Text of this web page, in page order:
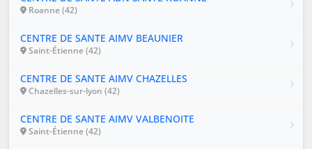
Roanne (42)
CENTRE DE SANTE AIMV BEAUNIER
Saint-Étienne (42)
CENTRE DE SANTE AIMV CHAZELLES
Chazelles-sur-lyon (42)
CENTRE DE SANTE AIMV VALBENOITE
Saint-Étienne (42)